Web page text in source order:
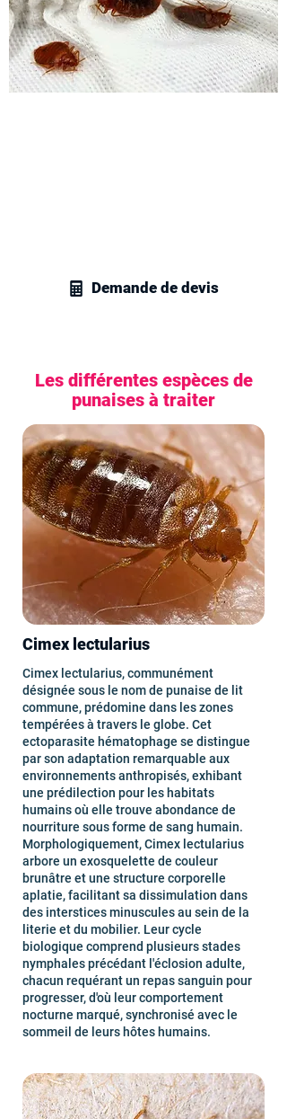
Demande de devis
Les différentes espèces de
punaises à traiter
Cimex lectularius
Cimex lectularius, communément
désignée sous le nom de punaise de lit
commune, prédomine dans les zones
tempérées à travers le globe. Cet
ectoparasite hématophage se distingue
par son adaptation remarquable aux
environnements anthropisés, exhibant
une prédilection pour les habitats
humains où elle trouve abondance de
nourriture sous forme de sang humain.
Morphologiquement, Cimex lectularius
arbore un exosquelette de couleur
brunâtre et une structure corporelle
aplatie, facilitant sa dissimulation dans
des interstices minuscules au sein de la
literie et du mobilier. Leur cycle
biologique comprend plusieurs stades
nymphales précédant l'éclosion adulte,
chacun requérant un repas sanguin pour
progresser, d'où leur comportement
nocturne marqué, synchronisé avec le
sommeil de leurs hôtes humains.